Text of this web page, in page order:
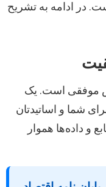
در ادامه به تشریح
موفقی است. یک
شما و اساتیدتان
و داده‌ها هموار